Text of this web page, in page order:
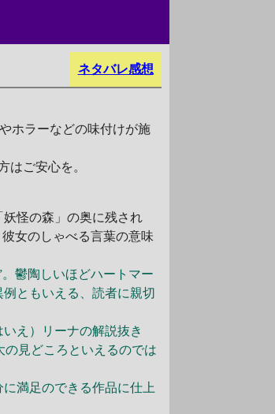
ネタバレ感想
ホラーなどの味付けが施
はご安心を。
怪の森」の奥に残され
女のしゃべる言葉の意味
鬱陶しいほどハートマー
ともいえる、読者に親切
え）リーナの解説抜き
見どころといえるのでは
満足のできる作品に仕上